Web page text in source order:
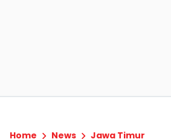
Home News Jawa Timur